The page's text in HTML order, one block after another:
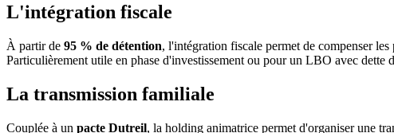
L'intégration fiscale
À partir de 95 % de détention, l'intégration fiscale permet de compenser
Particulièrement utile en phase d'investissement ou pour un LBO avec
La transmission familiale
Couplée à un pacte Dutreil, la holding animatrice permet d'organiser une